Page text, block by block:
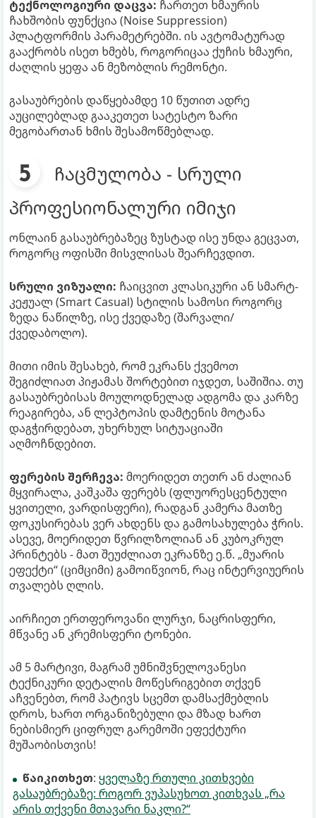
ტექნოლოგიური დაცვა: ჩართეთ ხმაურის
ჩახშობის ფუნქცია (Noise Suppression)
პლატფორმის პარამეტრებში. ის ავტომატურად
გააქრობს ისეთ ხმებს, როგორიცაა ქუჩის ხმაური,
ძაღლის ყეფა ან მეზობლის რემონტი.
გასაუბრების დაწყებამდე 10 წუთით ადრე
აუცილებლად გააკეთეთ სატესტო ზარი
მეგობართან ხმის შესამოწმებლად.
ჩაცმულობა - სრული
პროფესიონალური იმიჯი
ონლაინ გასაუბრებაზეც ზუსტად ისე უნდა გეცვათ,
როგორც ოფისში მისვლისას შეარჩევდით.
სრული ვიზუალი: ჩაიცვით კლასიკური ან სმარტ-
კეჟუალ (Smart Casual) სტილის სამოსი როგორც
ზედა ნაწილზე, ისე ქვედაზე (შარვალი/
ქვედაბოლო).
მითი იმის შესახებ, რომ ეკრანს ქვემოთ
შეგიძლიათ პიჟამას შორტებით იჯდეთ, საშიშია. თუ
გასაუბრებისას მოულოდნელად ადგომა და კარზე
რეაგირება, ან ლეპტოპის დამტენის მოტანა
დაგჭირდებათ, უხერხულ სიტუაციაში
აღმოჩნდებით.
ფერების შერჩევა: მოერიდეთ თეთრ ან ძალიან
მყვირალა, კაშკაშა ფერებს (ფლუორესცენტული
ყვითელი, ვარდისფერი), რადგან კამერა მათზე
ფოკუსირებას ვერ ახდენს და გამოსახულება ჭრის.
ასევე, მოერიდეთ წვრილზოლიან ან კუბოკრულ
პრინტებს - მათ შეუძლიათ ეკრანზე ე.წ. „მუარის
ეფექტი“ (ციმციმი) გამოიწვიონ, რაც ინტერვიუერის
თვალებს ღლის.
აირჩიეთ ერთფეროვანი ლურჯი, ნაცრისფერი,
მწვანე ან კრემისფერი ტონები.
ამ 5 მარტივი, მაგრამ უმნიშვნელოვანესი
ტექნიკური დეტალის მოწესრიგებით თქვენ
აჩვენებთ, რომ პატივს სცემთ დამსაქმებლის
დროს, ხართ ორგანიზებული და მზად ხართ
ნებისმიერ ციფრულ გარემოში ეფექტური
მუშაობისთვის!
წაიკითხეთ: ყველაზე რთული კითხვები
გასაუბრებაზე: როგორ ვუპასუხოთ კითხვას „რა
არის თქვენი მთავარი ნაკლი?“